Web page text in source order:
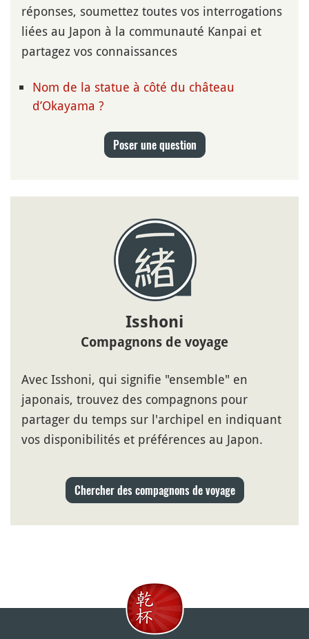
réponses, soumettez toutes vos interrogations
liées au Japon à la communauté Kanpai et
partagez vos connaissances
Nom de la statue à côté du château
d’Okayama ?
Poser une question
Isshoni
Compagnons de voyage
Avec Isshoni, qui signifie "ensemble" en
japonais, trouvez des compagnons pour
partager du temps sur l'archipel en indiquant
vos disponibilités et préférences au Japon.
Chercher des compagnons de voyage